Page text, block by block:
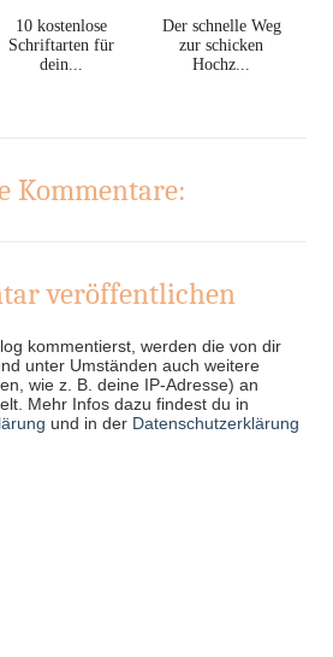
10 kostenlose
Schriftarten für
dein...
Der schnelle Weg
zur schicken
Hochz...
Kommentare:
veröffentlichen
kommentierst, werden die von dir
unter Umständen auch weitere
wie z. B. deine IP-Adresse) an
Mehr Infos dazu findest du in
und in der Datenschutzerklärung